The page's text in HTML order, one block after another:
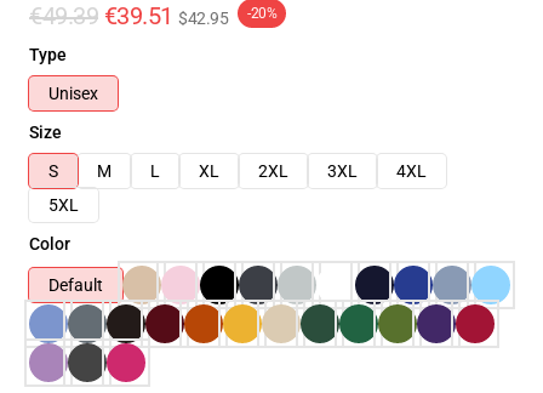
€49.39 €39.51 $42.95 -20%
Type
Unisex
Size
S
M L XL 2XL 3XL
4XL
5XL
Color
Default